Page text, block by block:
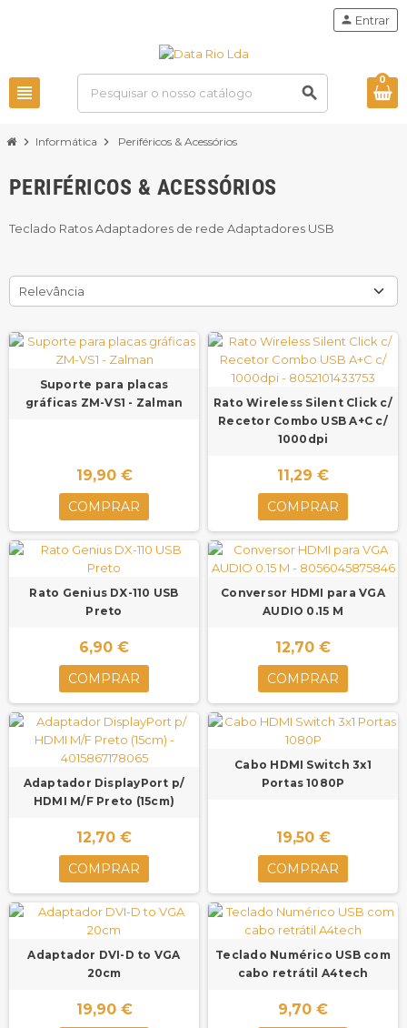
view_headline search
person Entrar
0
chevron_right Informática chevron_right Periféricos & Acessórios
PERIFÉRICOS & ACESSÓRIOS
Teclado Ratos Adaptadores de rede Adaptadores USB
Relevância
Suporte para placas
gráficas ZM-VS1 - Zalman
19,90 €
COMPRAR
Rato Wireless Silent Click c/
Recetor Combo USB A+C c/
1000dpi
11,29 €
COMPRAR
Rato Genius DX-110 USB
Preto
6,90 €
COMPRAR
Conversor HDMI para VGA
AUDIO 0.15 M
12,70 €
COMPRAR
Adaptador DisplayPort p/
HDMI M/F Preto (15cm)
12,70 €
COMPRAR
Cabo HDMI Switch 3x1
Portas 1080P
19,50 €
COMPRAR
Adaptador DVI-D to VGA
20cm
19,90 €
Teclado Numérico USB com
cabo retrátil A4tech
9,70 €